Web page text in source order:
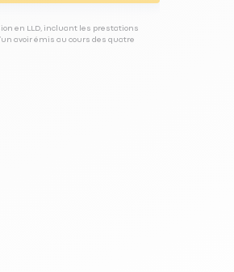
en LLD, incluant les prestations
avoir émis au cours des quatre